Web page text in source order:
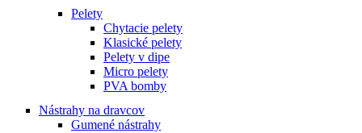
Pelety
Chytacie pelety
Klasické pelety
Pelety v dipe
Micro pelety
PVA bomby
Nástrahy na dravcov
Gumené nástrahy